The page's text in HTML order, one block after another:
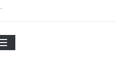
.
TOGGLE
NAVIGATION